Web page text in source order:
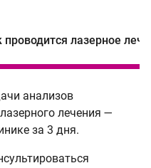
проводится лазерное
анализов
лечения —
за 3 дня.